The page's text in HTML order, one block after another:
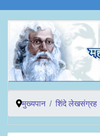
मुख्यपान शिंदे लेखसंग्रह